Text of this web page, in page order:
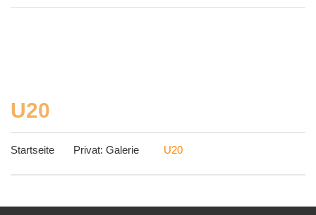
U20
Startseite Privat: Galerie U20